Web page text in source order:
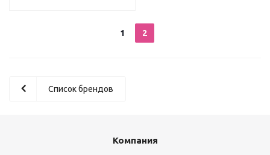
1 2
Список брендов
Компания